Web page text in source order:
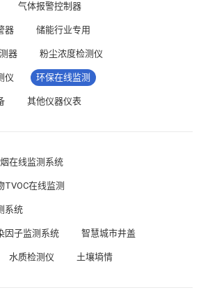
气体报警控制器
器 储能行业专用
器 粉尘浓度检测仪
仪 环保在线监测
其他仪器仪表
在线监测系统
TVOC在线监测
系统
因子监测系统 智慧城市井盖
水质检测仪 土壤墒情